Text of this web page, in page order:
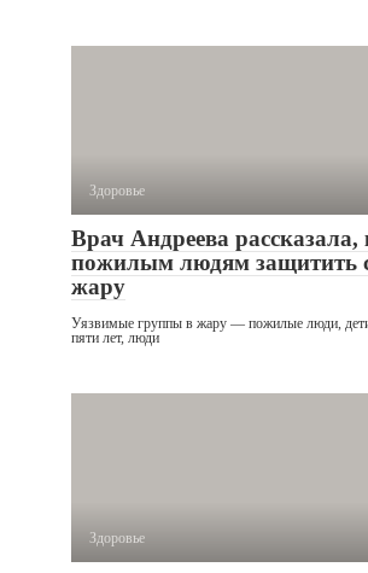
Здоровье
Врач Андреева рассказала,
пожилым людям защитить
жару
Уязвимые группы в жару — пожилые люди, дети
пяти лет, люди
Здоровье